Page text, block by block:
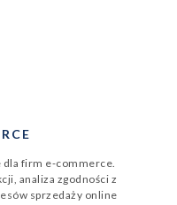
firm e‑commerce.
analiza zgodności z
sprzedaży online